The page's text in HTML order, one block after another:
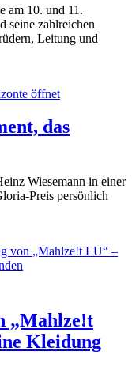
am 10. und 11.
seine zahlreichen
Leitung und
das
Wiesemann in einer
Preis persönlich
„Mahlze!t
Kleidung